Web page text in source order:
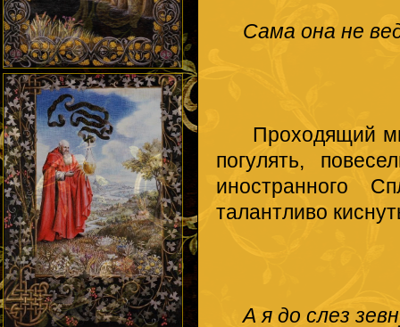
Сама она не
Проходящий
погулять,
иностранного
талантливо
А я до слез